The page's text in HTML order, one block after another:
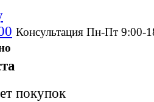
Консультация Пн-Пт 9:00-
покупок